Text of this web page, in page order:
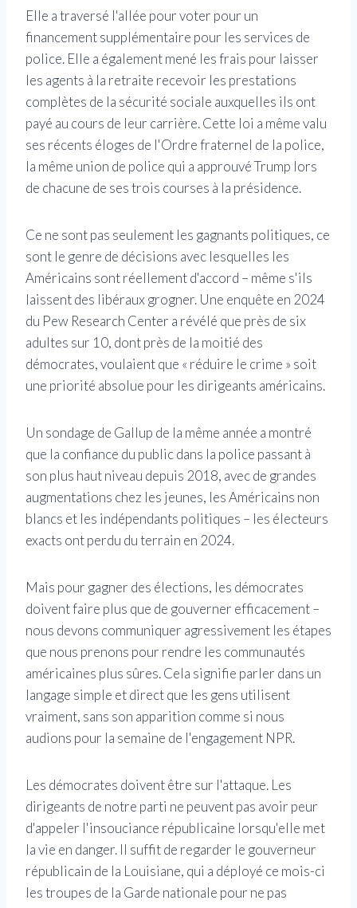
Elle a traversé l'allée pour voter pour un
financement supplémentaire pour les services de
police. Elle a également mené les frais pour laisser
les agents à la retraite recevoir les prestations
complètes de la sécurité sociale auxquelles ils ont
payé au cours de leur carrière. Cette loi a même valu
ses récents éloges de l'Ordre fraternel de la police,
la même union de police qui a approuvé Trump lors
de chacune de ses trois courses à la présidence.
Ce ne sont pas seulement les gagnants politiques, ce
sont le genre de décisions avec lesquelles les
Américains sont réellement d'accord – même s'ils
laissent des libéraux grogner. Une enquête en 2024
du Pew Research Center a révélé que près de six
adultes sur 10, dont près de la moitié des
démocrates, voulaient que « réduire le crime » soit
une priorité absolue pour les dirigeants américains.
Un sondage de Gallup de la même année a montré
que la confiance du public dans la police passant à
son plus haut niveau depuis 2018, avec de grandes
augmentations chez les jeunes, les Américains non
blancs et les indépendants politiques – les électeurs
exacts ont perdu du terrain en 2024.
Mais pour gagner des élections, les démocrates
doivent faire plus que de gouverner efficacement –
nous devons communiquer agressivement les étapes
que nous prenons pour rendre les communautés
américaines plus sûres. Cela signifie parler dans un
langage simple et direct que les gens utilisent
vraiment, sans son apparition comme si nous
audions pour la semaine de l'engagement NPR.
Les démocrates doivent être sur l'attaque. Les
dirigeants de notre parti ne peuvent pas avoir peur
d'appeler l'insouciance républicaine lorsqu'elle met
la vie en danger. Il suffit de regarder le gouverneur
républicain de la Louisiane, qui a déployé ce mois-ci
les troupes de la Garde nationale pour ne pas